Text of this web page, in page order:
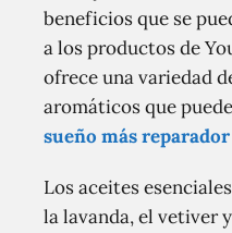
beneficios que se
a los productos de
ofrece una variedad
aromáticos que
sueño más reparador
Los aceites
la lavanda, el vetiver